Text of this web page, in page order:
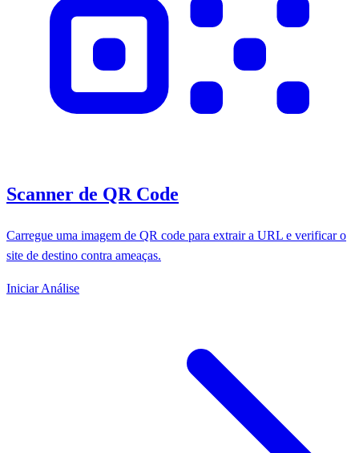
Scanner de QR Code
Carregue uma imagem de QR code para extrair a URL e verificar o
site de destino contra ameaças.
Iniciar Análise